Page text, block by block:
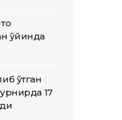
ўйинда
ўтган
17